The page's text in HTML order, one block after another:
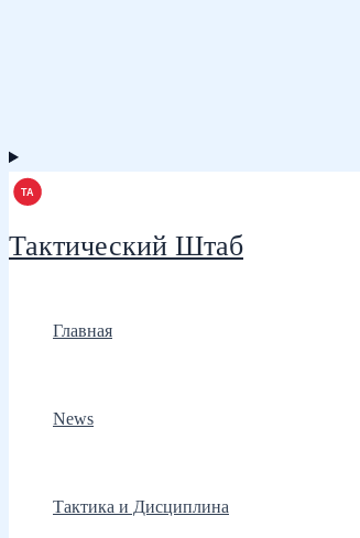
Тактический Штаб
Главная
News
Тактика и Дисциплина